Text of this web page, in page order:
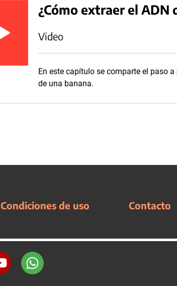
¿Cómo extraer el ADN
Video
En este capítulo se comparte el paso
de una banana.
Condiciones de uso Contacto